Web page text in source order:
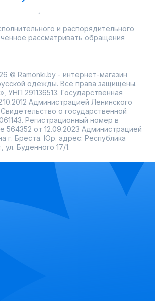
и распорядительного
рассматривать обращения
© Ramonki.by - интернет-магазин
одежды. Все права защищены.
УНП 291136513. Государственная
Администрацией Ленинского
о государственной
Регистрационный номер в
564352 от 12.09.2023 Администрацией
г. Бреста. Юр. адрес: Республика
ул. Буденного 17/1.